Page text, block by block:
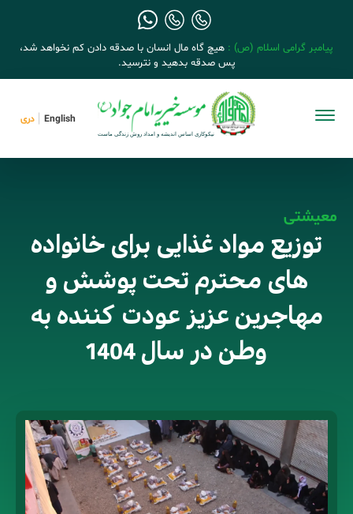
پیامبر گرامی اسلام (ص) : هیچ گاه مال انسان با صدقه دادن کم نخواهد شد،
پس صدقه بدهید و نترسید.
دری English
معیشتی
توزیع مواد غذایی برای خانواده
های محترم تحت پوشش و
مهاجرین عزیز عودت کننده به
وطن در سال 1404